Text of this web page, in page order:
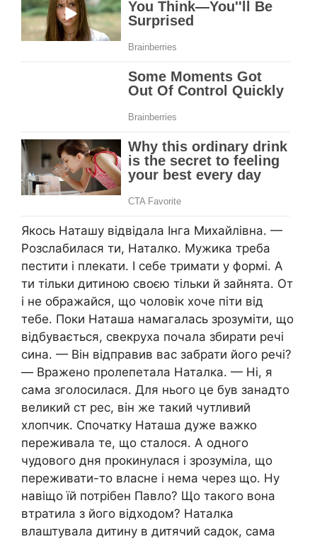
Якось Наташу відвідала Інга Михайлівна. —
Розслабилася ти, Наталко. Мужика треба
пестити і плекати. І себе тримати у формі. А
ти тільки дитиною своєю тільки й зайнята. От
і не ображайся, що чоловік хоче піти від
тебе. Поки Наташа намагалась зрозуміти, що
відбувається, свекруха почала збирати речі
сина. — Він відправив вас забрати його речі?
— Вражено пролепетала Наталка. — Ні, я
сама зголосилася. Для нього це був занадто
великий ст рес, він же такий чутливий
хлопчик. Спочатку Наташа дуже важко
переживала те, що сталося. А одного
чудового дня прокинулася і зрозуміла, що
переживати-то власне і нема через що. Ну
навіщо їй потрібен Павло? Що такого вона
втратила з його відходом? Наталка
влаштувала дитину в дитячий садок, сама